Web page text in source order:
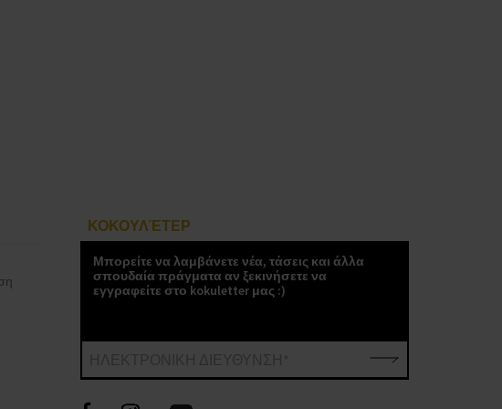
ΚΟΚΟΥΛΈΤΕΡ
Μπορείτε να λαμβάνετε νέα, τάσεις και άλλα
σπουδαία πράγματα αν ξεκινήσετε να
εγγραφείτε στο kokuletter μας :)